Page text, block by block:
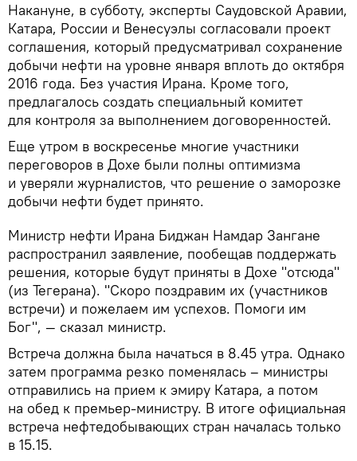
Накануне, в субботу, эксперты Саудовской Аравии,
Катара, России и Венесуэлы согласовали проект
соглашения, который предусматривал сохранение
добычи нефти на уровне января вплоть до октября
2016 года. Без участия Ирана. Кроме того,
предлагалось создать специальный комитет
для контроля за выполнением договоренностей.
Еще утром в воскресенье многие участники
переговоров в Дохе были полны оптимизма
и уверяли журналистов, что решение о заморозке
добычи нефти будет принято.
Министр нефти Ирана Биджан Намдар Зангане
распространил заявление, пообещав поддержать
решения, которые будут приняты в Дохе "отсюда"
(из Тегерана). "Скоро поздравим их (участников
встречи) и пожелаем им успехов. Помоги им
Бог", — сказал министр.
Встреча должна была начаться в 8.45 утра. Однако
затем программа резко поменялась – министры
отправились на прием к эмиру Катара, а потом
на обед к премьер-министру. В итоге официальная
встреча нефтедобывающих стран началась только
в 15.15.